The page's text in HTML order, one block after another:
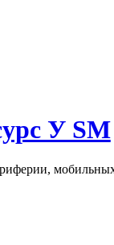
У SM
мобильных